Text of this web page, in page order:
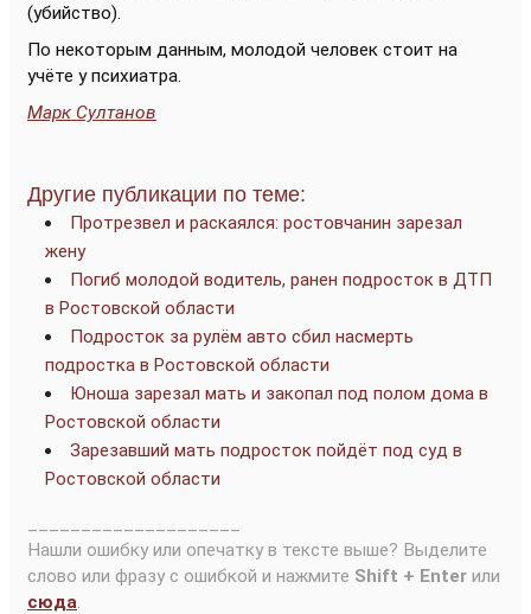
(убийство).
По некоторым данным, молодой человек стоит на
учёте у психиатра.
Марк Султанов
Другие публикации по теме:
Протрезвел и раскаялся: ростовчанин зарезал
жену
Погиб молодой водитель, ранен подросток в ДТП
в Ростовской области
Подросток за рулём авто сбил насмерть
подростка в Ростовской области
Юноша зарезал мать и закопал под полом дома в
Ростовской области
Зарезавший мать подросток пойдёт под суд в
Ростовской области
Нашли ошибку или опечатку в тексте выше? Выделите
слово или фразу с ошибкой и нажмите Shift + Enter или
сюда.